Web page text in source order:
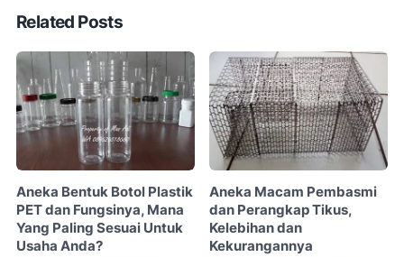
Related Posts
Aneka Bentuk Botol Plastik
PET dan Fungsinya, Mana
Yang Paling Sesuai Untuk
Usaha Anda?
Aneka Macam Pembasmi
dan Perangkap Tikus,
Kelebihan dan
Kekurangannya